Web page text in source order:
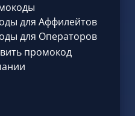
для Аффилейтов
для Операторов
промокод